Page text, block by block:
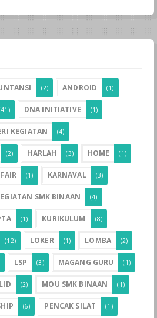
(2) ANDROID (1)
DNA INITIATIVE (1)
KEGIATAN (4)
(2) HARLAH (3) HOME (1)
(1) KARNAVAL (3)
SMK BINAAN (4)
(1) KURIKULUM (8)
(12) LOKER (1) LOMBA (2)
LSP (3) MAGANG GURU (1)
(2) MOU SMK BINAAN (1)
(6) PENCAK SILAT (1)